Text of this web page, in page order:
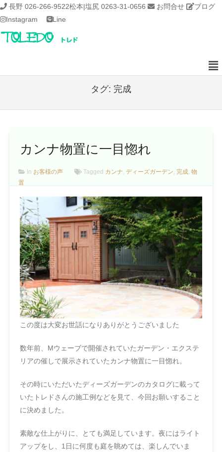
長野 026-266-9522松本|塩尻 0263-31-0656 お問合せ
ブログ
Instagram
Line
タグ: 完成
カンナ物置に一目惚れ
In お客様の声 Tagged カンナ, ディーズガーデン, 完成, 物
置
この度は大変お世話になりありがとうございました
数年前、Mウェーブで開催されていたガーデン・エクステ
リアの催しで展示されていたカンナ物置に一目惚れ。
その時にいただいたディーズガーデンのカタログに載って
いたトレドさんの施工例などを見て、今回お願いすること
に決めました。
素敵な仕上がりに、とても満足しています。夜にはライト
アップをし、1日に何度も庭を眺めては、楽しんでいま